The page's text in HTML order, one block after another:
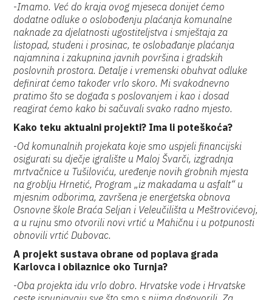
-Imamo. Već do kraja ovog mjeseca donijet ćemo
dodatne odluke o oslobođenju plaćanja komunalne
naknade za djelatnosti ugostiteljstva i smještaja za
listopad, studeni i prosinac, te oslobađanje plaćanja
najamnina i zakupnina javnih površina i gradskih
poslovnih prostora. Detalje i vremenski obuhvat odluke
definirat ćemo također vrlo skoro. Mi svakodnevno
pratimo što se događa s poslovanjem i kao i dosad
reagirat ćemo kako bi sačuvali svako radno mjesto.
Kako teku aktualni projekti? Ima li poteškoća?
-Od komunalnih projekata koje smo uspjeli financijski
osigurati su dječje igralište u Maloj Švarči, izgradnja
mrtvačnice u Tušiloviću, uređenje novih grobnih mjesta
na groblju Hrnetić, Program „iz makadama u asfalt“ u
mjesnim odborima, završena je energetska obnova
Osnovne škole Braća Seljan i Veleučilišta u Meštrovićevoj,
a u rujnu smo otvorili novi vrtić u Mahičnu i u potpunosti
obnovili vrtić Dubovac.
A projekt sustava obrane od poplava grada
Karlovca i obilaznice oko Turnja?
-Oba projekta idu vrlo dobro. Hrvatske vode i Hrvatske